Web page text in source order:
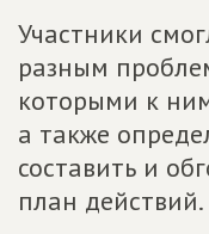
Участники
разным
которыми к
а также
составить и
план действий.